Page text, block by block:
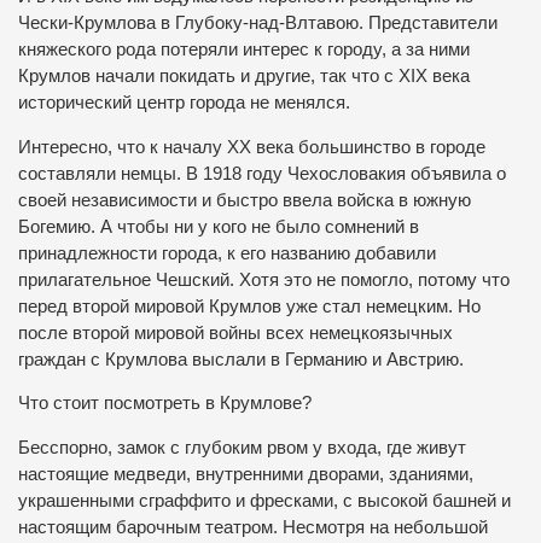
Чески-Крумлова в Глубоку-над-Влтавою. Представители
княжеского рода потеряли интерес к городу, а за ними
Крумлов начали покидать и другие, так что с XIX века
исторический центр города не менялся.
Интересно, что к началу ХХ века большинство в городе
составляли немцы. В 1918 году Чехословакия объявила о
своей независимости и быстро ввела войска в южную
Богемию. А чтобы ни у кого не было сомнений в
принадлежности города, к его названию добавили
прилагательное Чешский. Хотя это не помогло, потому что
перед второй мировой Крумлов уже стал немецким. Но
после второй мировой войны всех немецкоязычных
граждан с Крумлова выслали в Германию и Австрию.
Что стоит посмотреть в Крумлове?
Бесспорно, замок с глубоким рвом у входа, где живут
настоящие медведи, внутренними дворами, зданиями,
украшенными сграффито и фресками, с высокой башней и
настоящим барочным театром. Несмотря на небольшой